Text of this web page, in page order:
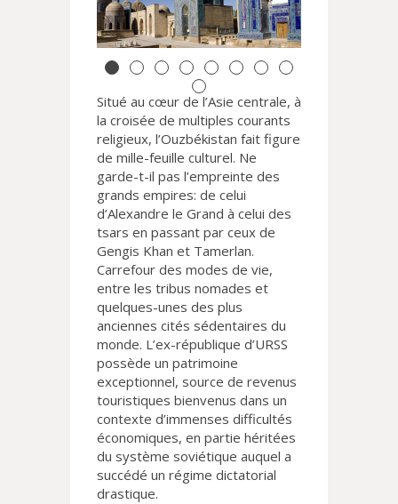
Situé au cœur de l’Asie centrale, à
la croisée de multiples courants
religieux, l’Ouzbékistan fait figure
de mille-feuille culturel. Ne
garde-t-il pas l’empreinte des
grands empires: de celui
d’Alexandre le Grand à celui des
tsars en passant par ceux de
Gengis Khan et Tamerlan.
Carrefour des modes de vie,
entre les tribus nomades et
quelques-unes des plus
anciennes cités sédentaires du
monde. L’ex-république d’URSS
possède un patrimoine
exceptionnel, source de revenus
touristiques bienvenus dans un
contexte d’immenses difficultés
économiques, en partie héritées
du système soviétique auquel a
succédé un régime dictatorial
drastique.